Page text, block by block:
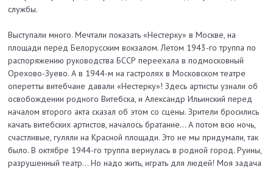
службы.
Выступали много. Мечтали показать «Нестерку» в Москве, на
площади перед Белорусским вокзалом. Летом 1943-го труппа по
распоряжению руководства БССР переехала в подмосковный
Орехово-Зуево. А в 1944-м на гастролях в Московском театре
оперетты витебчане давали «Нестерку»! Здесь артисты узнали об
освобождении родного Витебска, и Александр Ильинский перед
началом второго акта сказал об этом со сцены. Зрители бросились
качать витебских артистов, началось братание… А потом всю ночь,
счастливые, гуляли на Красной площади. Это не мы придумали, так
было. В октябре 1944-го труппа вернулась в родной город. Руины,
разрушенный театр… Но надо жить, играть для людей! Моя задача